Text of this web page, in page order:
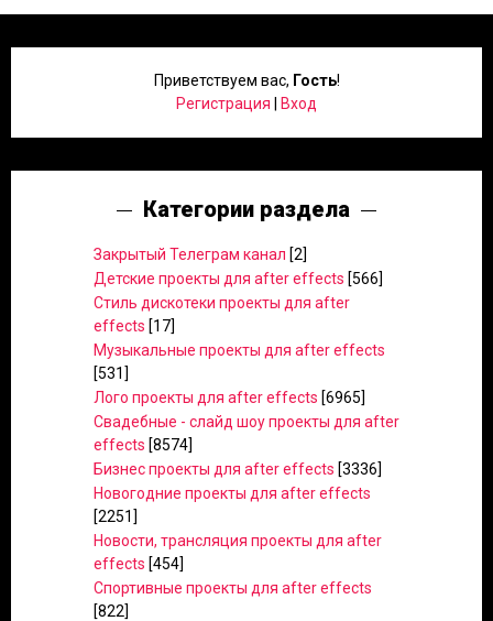
Приветствуем вас, Гость!
Регистрация
Вход
Категории раздела
Закрытый Телеграм канал [2]
Детские проекты для after effects [566]
Стиль дискотеки проекты для after
effects [17]
Музыкальные проекты для after effects
[531]
Лого проекты для after effects [6965]
Свадебные - слайд шоу проекты для after
effects [8574]
Бизнес проекты для after effects [3336]
Новогодние проекты для after effects
[2251]
Новости, трансляция проекты для after
effects [454]
Спортивные проекты для after effects
[822]